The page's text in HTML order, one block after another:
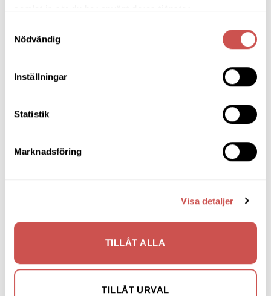
Nödvändig
Inställningar
Statistik
Marknadsföring
Visa detaljer
TILLÅT ALLA
TILLÅT URVAL
Mattor
Prissänkta utställningsmöbler
Stolar